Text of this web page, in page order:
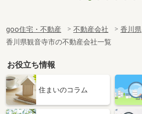
goo住宅・不動産 不動産会社 香川県
香川県観音寺市の不動産会社一覧
お役立ち情報
住まいのコラム